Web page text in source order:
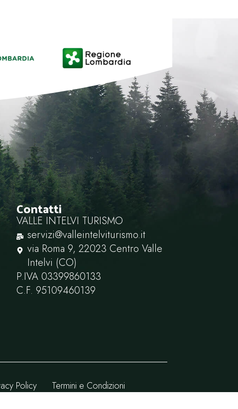
Contatti
VALLE INTELVI TURISMO
servizi@valleintelviturismo.it
via Roma 9, 22023 Centro Valle
Intelvi (CO)
P.IVA ‭03399860133‬
C.F. ‭95109460139
Policy Termini e Condizioni